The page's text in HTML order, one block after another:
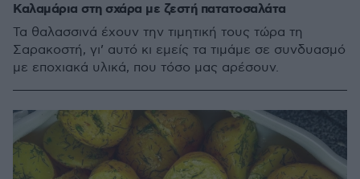
Καλαμάρια στη σχάρα με ζεστή πατατοσαλάτα
Τα θαλασσινά έχουν την τιμητική τους τώρα τη
Σαρακοστή, γι’ αυτό κι εμείς τα τιμάμε σε συνδυασμό
με εποχιακά υλικά, που τόσο μας αρέσουν.